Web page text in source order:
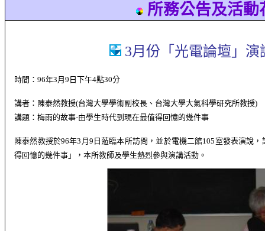
所務公告及活動
3月份「光電論壇」演
時間： 96年3月 9 日下午4點30分
講者：陳泰然教授(台灣大學學術副校長、台灣大學大氣科學研究所教授)
講題：梅雨的故事-由學生時代到現在最值得回憶的幾件事
陳泰然教授於96年3 月 9 日蒞臨本所訪問，並於電機二館105 室發表演說，
得回憶的幾件事 」，本所教師及學生熱烈參與演講活動 。